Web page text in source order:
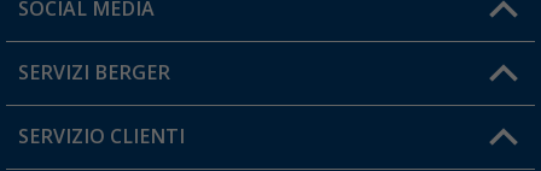
Orari di apertura del servizio:
Hai una domanda?
SOCIAL MEDIA
SERVIZI BERGER
Diventare rivenditori
SERVIZIO CLIENTI